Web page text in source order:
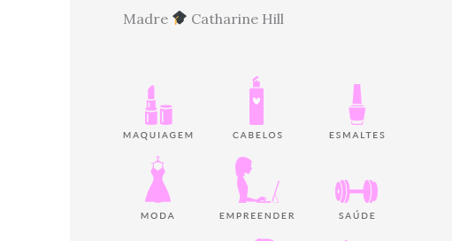
Madre
Catharine Hill